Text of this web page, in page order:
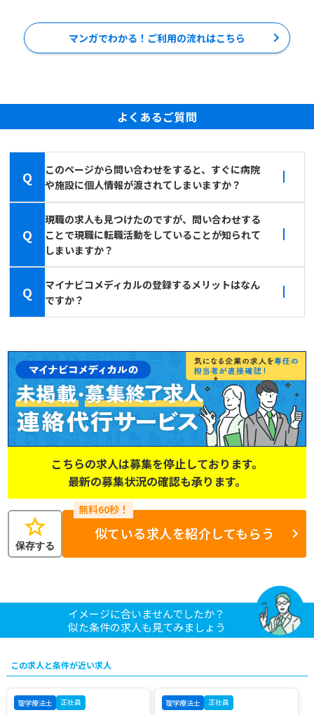
マンガでわかる！ご利用の流れはこちら
よくあるご質問
Q
このページから問い合わせをすると、すぐに病院
や施設に個人情報が渡されてしまいますか？
Q
現職の求人も見つけたのですが、問い合わせする
ことで現職に転職活動をしていることが知られて
しまいますか？
Q
マイナビコメディカルの登録するメリットはなん
ですか？
こちらの求人は募集を停止しております。
最新の募集状況の確認も承ります。
star
保存する
似ている求人を紹介してもらう
イメージに合いませんでしたか？
似た条件の求人も見てみましょう
この求人と条件が近い求人
理学療法士 正社員 理学療法士 正社員